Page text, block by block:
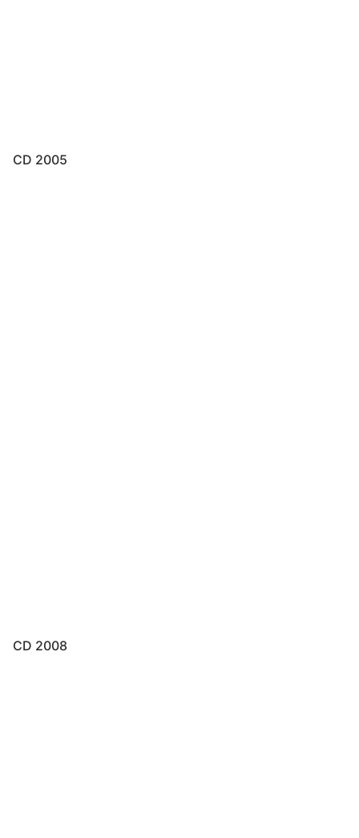
CD 2005
CD 2008